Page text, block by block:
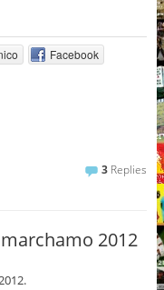
Facebook
3 Replies
2012